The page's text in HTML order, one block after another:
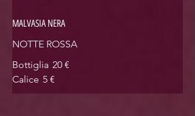
MALVASIA NERA
Bottiglia 20 €
Calice 5 €